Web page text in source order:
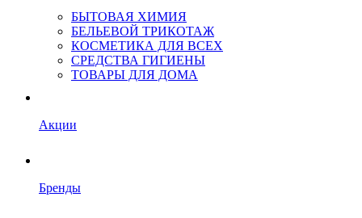
БЫТОВАЯ ХИМИЯ
БЕЛЬЕВОЙ ТРИКОТАЖ
КОСМЕТИКА ДЛЯ ВСЕХ
СРЕДСТВА ГИГИЕНЫ
ТОВАРЫ ДЛЯ ДОМА
Акции
Бренды